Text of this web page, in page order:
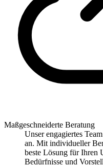
Maßgeschneiderte Beratung
Unser engagiertes
an. Mit individueller
beste Lösung für Ihren
Bedürfnisse und